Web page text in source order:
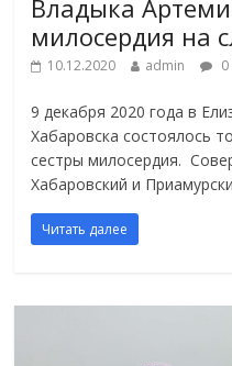
Владыка
милосердия на
10.12.2020 admin
9 декабря 2020 года в
Хабаровска состоялось
сестры милосердия.
Хабаровский и
Читать далее